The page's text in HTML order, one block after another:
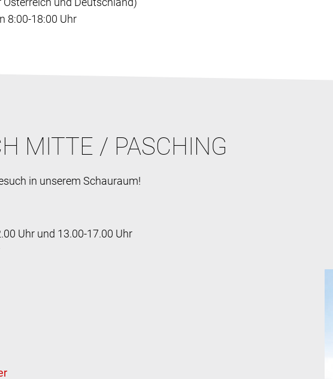
8:00-18:00 Uhr
MITTE / PASCHING
in unserem Schauraum!
Uhr und 13.00-17.00 Uhr